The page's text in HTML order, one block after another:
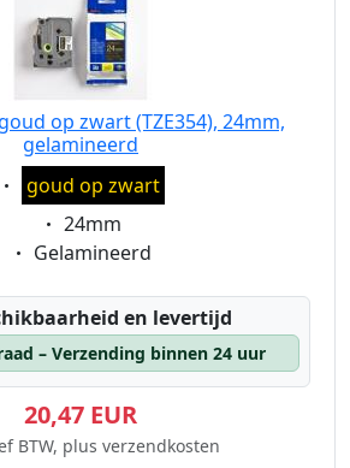
op zwart (TZE354), 24mm,
gelamineerd
Eigenschaft:
goud op zwart
Eigenschaft:
24mm
Eigenschaft:
Gelamineerd
en levertijd
– Verzending binnen 24 uur
20,47 EUR
BTW, plus verzendkosten